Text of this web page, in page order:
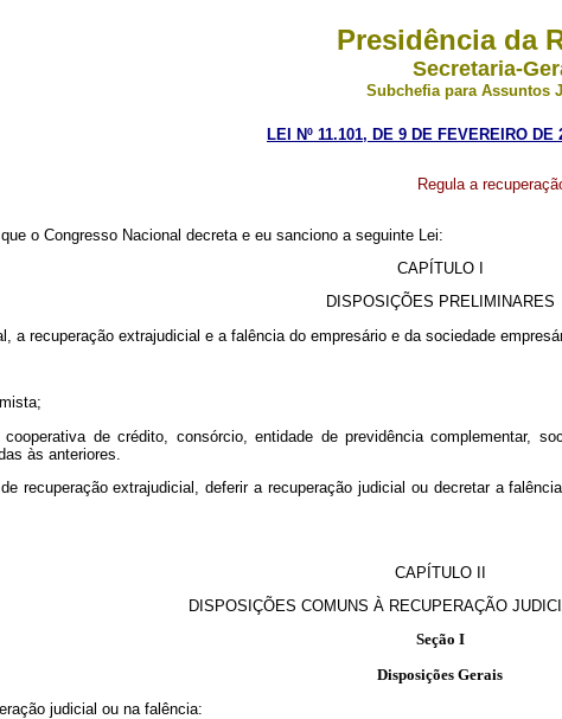
Presidência da
Secretaria-
Subchefia para Assuntos
LEI Nº 11.101, DE 9 DE FEVEREIRO DE
Regula a
o Congresso Nacional decreta e eu sanciono a seguinte Lei:
CAPÍTULO I
DISPOSIÇÕES PRELIMINARES
a recuperação extrajudicial e a falência do empresário e da sociedade
de crédito, consórcio, entidade de previdência complementar,
às anteriores.
recuperação extrajudicial, deferir a recuperação judicial ou decretar a
CAPÍTULO II
DISPOSIÇÕES COMUNS À RECUPERAÇÃO
Seção I
Disposições Gerais
judicial ou na falência: